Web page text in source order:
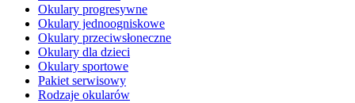
Okulary progresywne
Okulary jednoogniskowe
Okulary przeciwsłoneczne
Okulary dla dzieci
Okulary sportowe
Pakiet serwisowy
Rodzaje okularów